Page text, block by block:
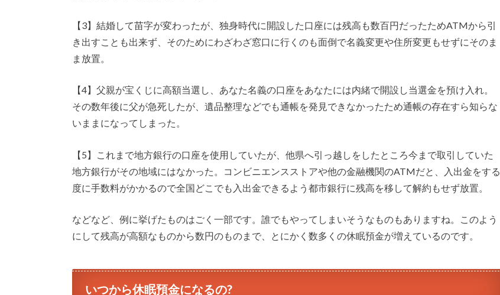
【3】結婚して苗字が変わったが、独身時代に開設した口座には残高も数百円だったためATMから引
き出すことも出来ず、そのためにわざわざ窓口に行くのも面倒で名義変更や住所変更もせずにそのま
ま放置。
【4】父親が宝くじに高額当選し、あなた名義の口座をあなたには内緒で開設し当選金を預け入れ。
その数年後に父が急死したが、遺品整理などでも通帳を発見できなかったため通帳の存在すら知らな
いままになってしまった。
【5】これまで地方銀行の口座を使用していたが、他県へ引っ越しをしたところ今まで取引していた
地方銀行がその地域にはなかった。コンビニエンスストアや他の金融機関のATMだと、入出金をする
度に手数料がかかるので全国どこでも入出金できるよう都市銀行に残高を移して解約もせず放置。
などなど、例に挙げたものはごく一部です。誰でもやってしまいそうなものもありますね。このよう
にして残高が高額なものから数円のものまで、とにかく数多くの休眠預金が増えているのです。
いつから休眠預金になるの?